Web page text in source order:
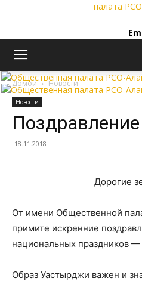
палата
Домой Новости
Новости
18.11.2018
Дорогие
От имени Общественной
примите искренние
национальных праздников
Образ Уастырджи важен и